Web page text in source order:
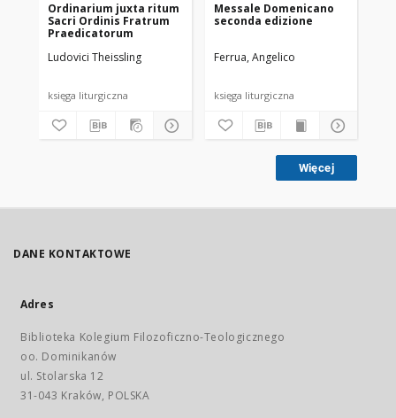
Ordinarium juxta ritum
Sacri Ordinis Fratrum
Praedicatorum
Ludovici Theissling
księga liturgiczna
Messale Domenicano
seconda edizione
Ferrua, Angelico
księga liturgiczna
Więcej
DANE KONTAKTOWE
Adres
Biblioteka Kolegium Filozoficzno-Teologicznego
oo. Dominikanów
ul. Stolarska 12
31-043 Kraków, POLSKA